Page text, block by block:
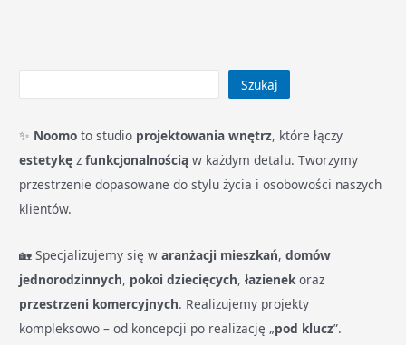
Szukaj
✨ Noomo to studio projektowania wnętrz, które łączy
estetykę zfunkcjonalnością w każdym detalu. Tworzymy
przestrzenie dopasowane do stylu życia i osobowości naszych
klientów.
🏡 Specjalizujemy się waranżacji mieszkań,domów
jednorodzinnych, pokoi dziecięcych,łazienekoraz
przestrzeni komercyjnych. Realizujemy projekty
kompleksowo – od koncepcji po realizację „pod klucz”.